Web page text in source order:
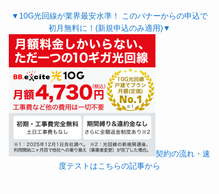
▼10G光回線が業界最安水準！ このバナーからの申込で
初月無料に！(新規申込のみ適用)▼
契約の流れ・速
度テストはこちらの記事から